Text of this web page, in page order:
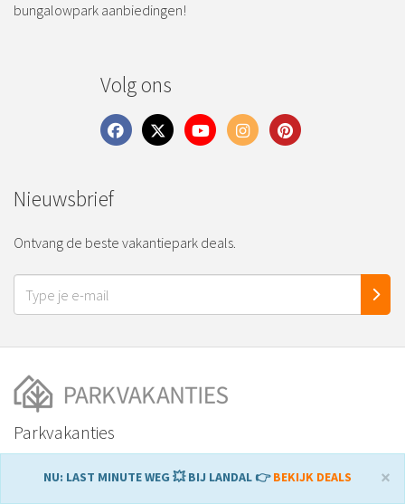
bungalowpark aanbiedingen!
Volg ons
Nieuwsbrief
Ontvang de beste vakantiepark deals.
Parkvakanties
Home
Over ons
×
NU: LAST MINUTE WEG 💥 BIJ LANDAL 👉BEKIJK DEALS